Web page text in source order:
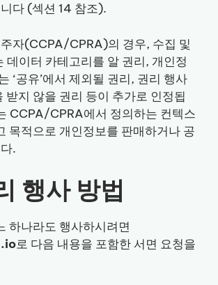
다 (섹션 14 참조).
자(CCPA/CPRA)의 경우, 수집 및
데이터 카테고리를 알 권리, 개인정
‘공유’에서 제외될 권리, 권리 행사
받지 않을 권리 등이 추가로 인정됩
CCPA/CPRA에서 정의하는 컨텍스
목적으로 개인정보를 판매하거나 공
.
행사 방법
하나라도 행사하시려면
로 다음 내용을 포함한 서면 요청을